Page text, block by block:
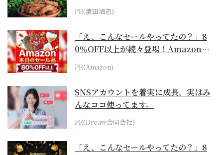
PR(濵田酒造)
「え、こんなセールやってたの？」8
0％OFF以上が続々登場！Amazonの
本気が...
PR(Amazon)
SNSアカウントを着実に成長。実はみ
んなココ使ってます。
PR(Dreaw合同会社)
「え、こんなセールやってたの？」8